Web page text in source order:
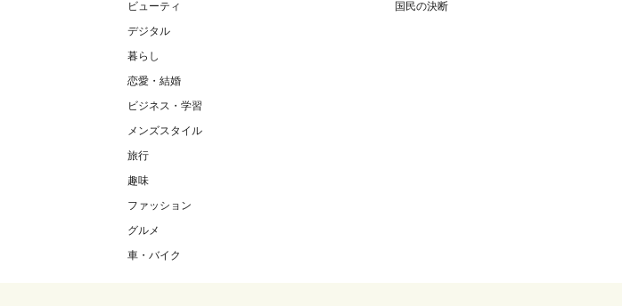
ビューティ
デジタル
暮らし
恋愛・結婚
ビジネス・学習
メンズスタイル
旅行
趣味
ファッション
グルメ
車・バイク
国民の決断